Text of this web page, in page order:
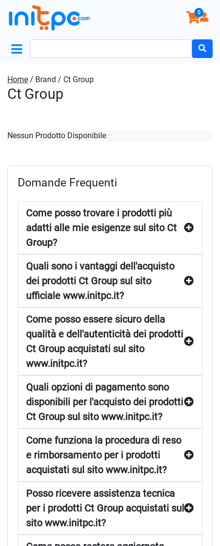
0
Home / Brand / Ct Group
Ct Group
Nessun Prodotto Disponibile
Domande Frequenti
Come posso trovare i prodotti più
adatti alle mie esigenze sul sito Ct
Group?
Quali sono i vantaggi dell'acquisto
dei prodotti Ct Group sul sito
ufficiale www.initpc.it?
Come posso essere sicuro della
qualità e dell'autenticità dei prodotti
Ct Group acquistati sul sito
www.initpc.it?
Quali opzioni di pagamento sono
disponibili per l'acquisto dei prodotti
Ct Group sul sito www.initpc.it?
Come funziona la procedura di reso
e rimborsamento per i prodotti
acquistati sul sito www.initpc.it?
Posso ricevere assistenza tecnica
per i prodotti Ct Group acquistati sul
sito www.initpc.it?